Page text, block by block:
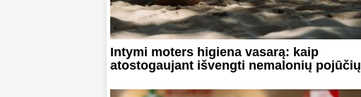
Intymi moters higiena vasarą: kaip
atostogaujant išvengti nemalonių pojūčių